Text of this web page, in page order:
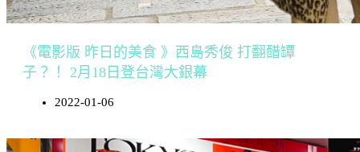
《電影版 昨日的美食 》西島秀俊 打翻醋罈
子？！ 2月18日登台灣大銀幕
2022-01-06